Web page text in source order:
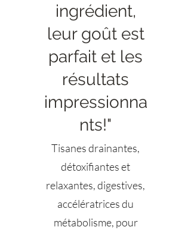
ingrédient,
leur goût est
parfait et les
résultats
impressionna
nts!"
Tisanes drainantes,
détoxifiantes et
relaxantes, digestives,
accélératrices du
métabolisme, pour